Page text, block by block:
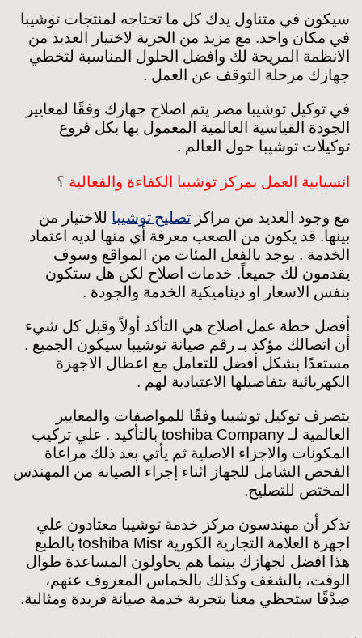
سيكون في متناول يدك كل ما تحتاجه لمنتجات توشيبا
في مكان واحد. مع مزيد من الحرية لاختيار العديد من
الانظمة المريحة لك وافضل الحلول المناسبة لتخطي
جهازك مرحلة التوقف عن العمل .
في توكيل توشيبا مصر يتم اصلاح جهازك وفقًا لمعايير
الجودة القياسية العالمية المعمول بها بكل فروع
توكيلات توشيبا حول العالم .
انسيابية العمل بمركز توشيبا الكفاءة والفعالية ؟
مع وجود العديد من مراكز تصليح توشيبا للاختيار من
بينها. قد يكون من الصعب معرفة أي منها لديه اعتماد
الخدمة . يوجد بالفعل المئات من المواقع وسوف
يقدمون لك جميعاً. خدمات اصلاح لكن هل ستكون
بنفس الاسعار او ديناميكية الخدمة والجودة .
أفضل خطة عمل اصلاح هي التأكد أولاً وقبل كل شيء
أن اتصالك مؤكد بـ رقم صيانة توشيبا سيكون الجميع .
مستعدًا بشكل أفضل للتعامل مع اعطال الاجهزة
الكهربائية بتفاصيلها الاعتيادية لهم .
يتصرف توكيل توشيبا وفقًا للمواصفات والمعايير
العالمية لـ toshiba Company بالتأكيد . علي تركيب
المكونات والاجزاء الاصلية ثم يأتي بعد ذلك مراعاة
الفحص الشامل للجهاز اثناء إجراء الصيانه من المهندس
المختص للتصليح.
تذكر أن مهندسون مركز خدمة توشيبا معتادون علي
اجهزة العلامة التجارية الكورية toshiba Misr بالطبع
هذا افضل لجهازك بينما هم يحاولون المساعدة طوال
الوقت، بالشغف وكذلك بالحماس المعروف عنهم،
صِدْقًا ستحظي معنا بتجربة خدمة صيانة فريدة ومثالية.